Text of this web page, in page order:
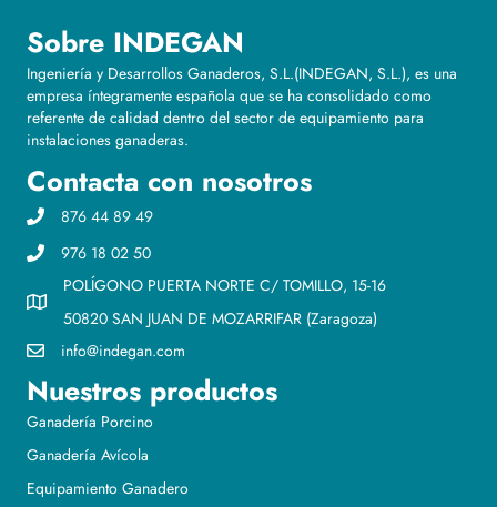
Sobre INDEGAN
Ingeniería y Desarrollos Ganaderos, S.L.(INDEGAN, S.L.), es una
empresa íntegramente española que se ha consolidado como
referente de calidad dentro del sector de equipamiento para
instalaciones ganaderas.
Contacta con nosotros
876 44 89 49
976 18 02 50
POLÍGONO PUERTA NORTE C/ TOMILLO, 15-16
50820 SAN JUAN DE MOZARRIFAR (Zaragoza)
info@indegan.com
Nuestros productos
Ganadería Porcino
Ganadería Avícola
Equipamiento Ganadero